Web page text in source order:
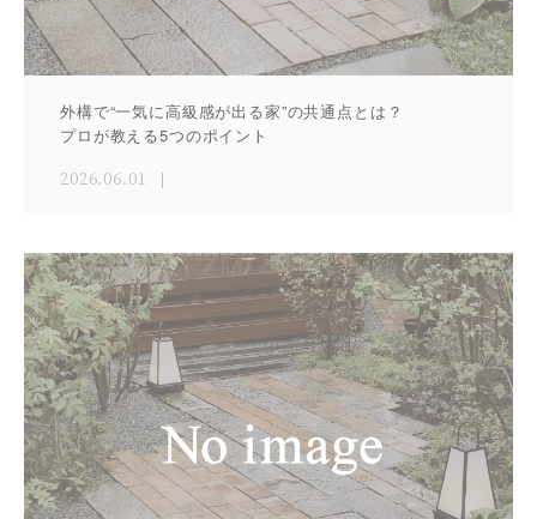
外構で“一気に高級感が出る家”の共通点とは？
プロが教える5つのポイント
2026.06.01